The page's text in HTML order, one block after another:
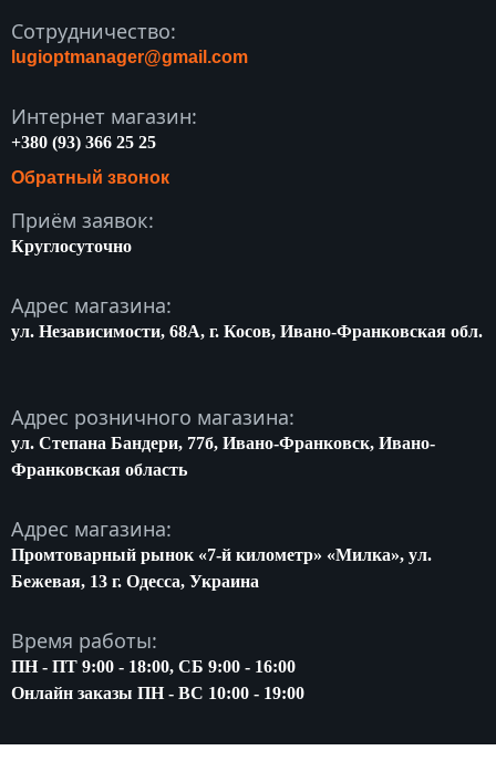
Сотрудничество:
lugioptmanager@gmail.com
Интернет магазин:
+380 (93) 366 25 25
Обратный звонок
Приём заявок:
Круглосуточно
Адрес магазина:
ул. Независимости, 68A, г. Косов, Ивано-Франковская обл.
Адрес розничного магазина:
ул. Степана Бандери, 77б, Ивано-Франковск, Ивано-
Франковская область
Адрес магазина:
Промтоварный рынок «7-й километр» «Милка», ул.
Бежевая, 13 г. Одесса, Украина
Время работы:
ПН - ПТ 9:00 - 18:00, СБ 9:00 - 16:00
Онлайн заказы ПН - ВС 10:00 - 19:00